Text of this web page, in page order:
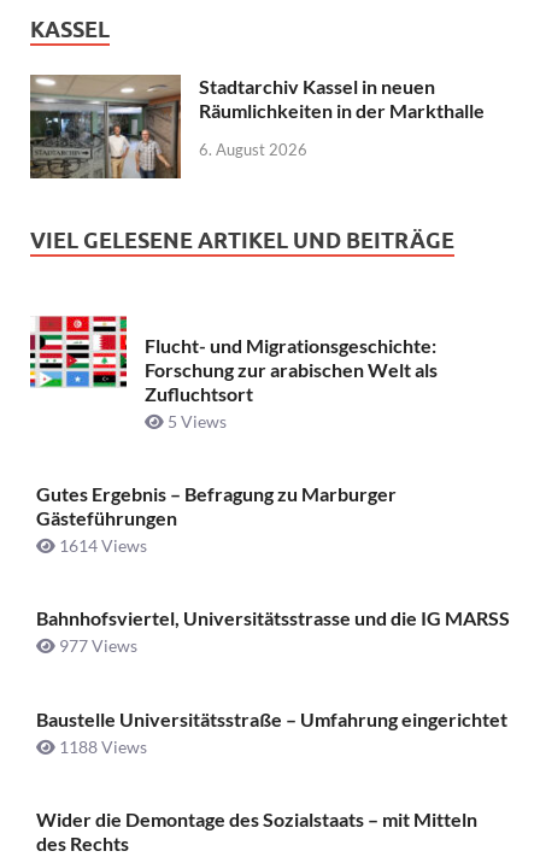
KASSEL
Stadtarchiv Kassel in neuen
Räumlichkeiten in der Markthalle
6. August 2026
VIEL GELESENE ARTIKEL UND BEITRÄGE
Flucht- und Migrationsgeschichte:
Forschung zur arabischen Welt als
Zufluchtsort
5 Views
Gutes Ergebnis – Befragung zu Marburger
Gästeführungen
1614 Views
Bahnhofsviertel, Universitätsstrasse und die IG MARSS
977 Views
Baustelle Universitätsstraße ­– Umfahrung eingerichtet
1188 Views
Wider die Demontage des Sozialstaats – mit Mitteln
des Rechts